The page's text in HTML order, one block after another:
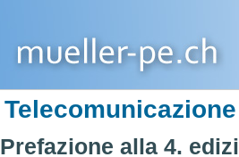
Telecomunicazione
Prefazione alla 4.